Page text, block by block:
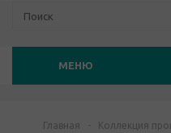
МЕНЮ
Главная - Коллекция